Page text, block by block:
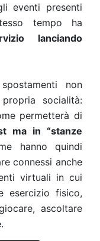
eventi presenti
tempo ha
lanciando
non
socialità:
permetterà di
ma in “stanze
hanno quindi
connessi anche
virtuali in cui
esercizio fisico,
ascoltare